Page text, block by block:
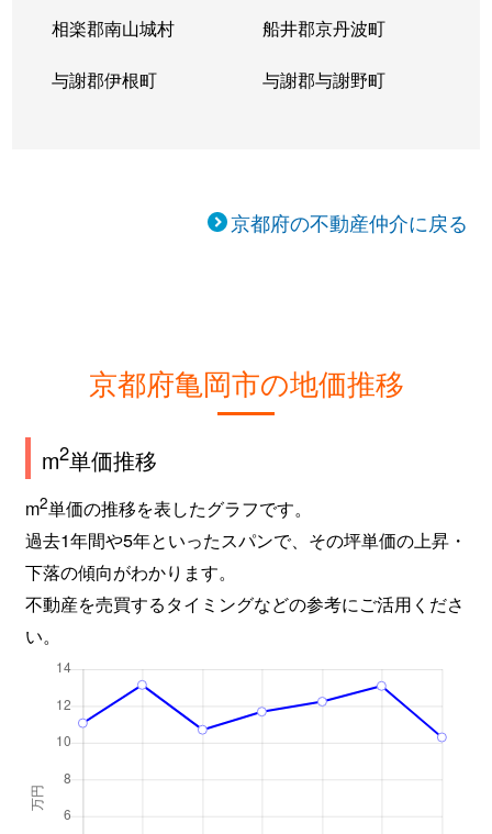
相楽郡南山城村 船井郡京丹波町
与謝郡伊根町 与謝郡与謝野町
京都府の不動産仲介に戻る
京都府亀岡市の地価推移
m2単価推移
m2単価の推移を表したグラフです。
過去1年間や5年といったスパンで、その坪単価の上昇・
下落の傾向がわかります。
不動産を売買するタイミングなどの参考にご活用くださ
い。